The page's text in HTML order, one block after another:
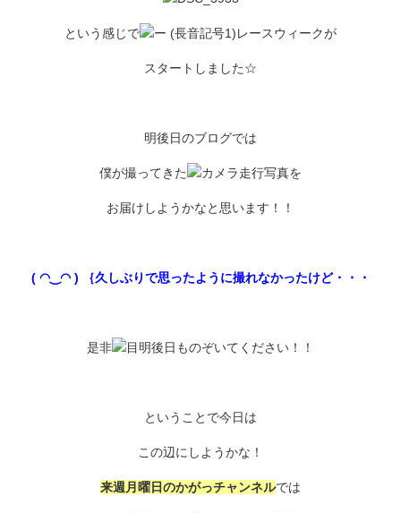
という感じで レースウィークが
スタートしました☆
明後日のブログでは
僕が撮ってきた 走行写真を
お届けしようかなと思います！！
( ◠‿◠ ) ｛久しぶりで思ったように撮れなかったけど・・・
是非 明後日ものぞいてください！！
ということで今日は
この辺にしようかな！
来週月曜日のかがっチャンネルでは